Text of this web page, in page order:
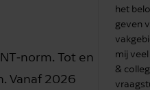
Tot en
Vanaf 2026
het
geven
mij
&